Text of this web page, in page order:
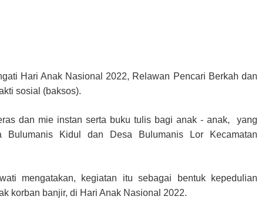
Hari Anak Nasional 2022, Relawan Pencari Berkah dan
sosial (baksos).
dan mie instan serta buku tulis bagi anak - anak, yang
Bulumanis Kidul dan Desa Bulumanis Lor Kecamatan
mengatakan, kegiatan itu sebagai bentuk kepedulian
korban banjir, di Hari Anak Nasional 2022.